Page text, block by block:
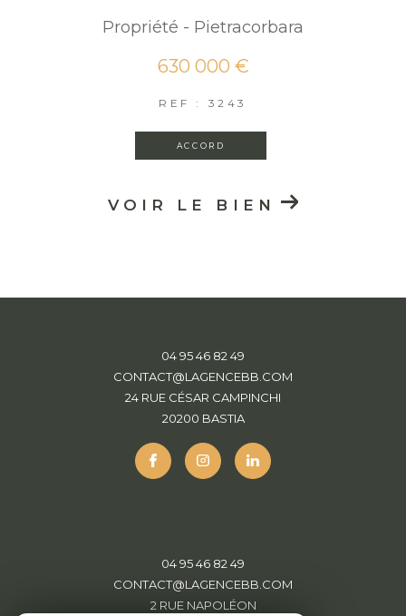
Propriété - Pietracorbara
630 000 €
REF : 3243
ACCORD
VOIR LE BIEN
04 95 46 82 49
CONTACT@LAGENCEBB.COM
24 RUE CÉSAR CAMPINCHI
20200
BASTIA
04 95 46 82 49
CONTACT@LAGENCEBB.COM
2 RUE NAPOLÉON